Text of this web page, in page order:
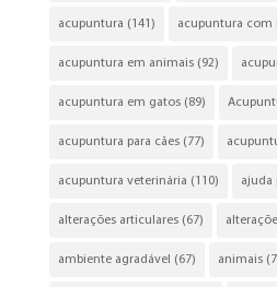
acupuntura (141) acupuntura com
acupuntura em animais(92)
acupuntura em gatos(89)
acupuntura para cães(77)
acupuntura veterinária (110) ajuda
alterações articulares(67)
ambiente agradável (67) animais